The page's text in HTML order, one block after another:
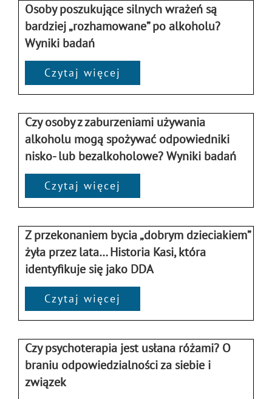
Osoby poszukujące silnych wrażeń są
bardziej „rozhamowane” po alkoholu?
Wyniki badań
Czytaj więcej
Czy osoby z zaburzeniami używania
alkoholu mogą spożywać odpowiedniki
nisko- lub bezalkoholowe? Wyniki badań
Czytaj więcej
Z przekonaniem bycia „dobrym dzieciakiem”
żyła przez lata… Historia Kasi, która
identyfikuje się jako DDA
Czytaj więcej
Czy psychoterapia jest usłana różami? O
braniu odpowiedzialności za siebie i
związek